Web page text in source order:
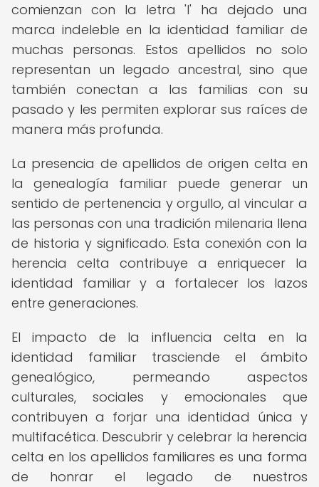
comienzan con la letra 'I' ha dejado una
marca indeleble en la identidad familiar de
muchas personas. Estos apellidos no solo
representan un legado ancestral, sino que
también conectan a las familias con su
pasado y les permiten explorar sus raíces de
manera más profunda.
La presencia de apellidos de origen celta en
la genealogía familiar puede generar un
sentido de pertenencia y orgullo, al vincular a
las personas con una tradición milenaria llena
de historia y significado. Esta conexión con la
herencia celta contribuye a enriquecer la
identidad familiar y a fortalecer los lazos
entre generaciones.
El impacto de la influencia celta en la
identidad familiar trasciende el ámbito
genealógico, permeando aspectos
culturales, sociales y emocionales que
contribuyen a forjar una identidad única y
multifacética. Descubrir y celebrar la herencia
celta en los apellidos familiares es una forma
de honrar el legado de nuestros